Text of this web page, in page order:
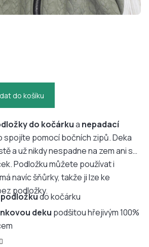
do košíku
do kočárkua nepadací
spojíte pomocí bočních zipů. Deka
a už nikdy nespadne na zem ani se
Podložku můžete používat i
navíc šňůrky, takže ji lze ke
podložky.
do kočárku
deku podšitou hřejivým 100%